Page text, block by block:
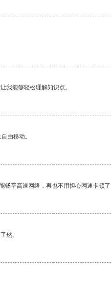
我能够轻松理解知识点。
由移动。
享高速网络，再也不用担心网速卡顿了
然。